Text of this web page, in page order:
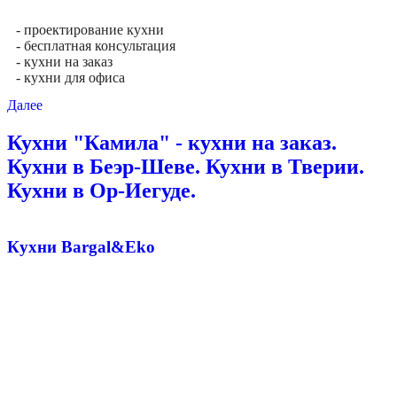
- проектирование кухни
- бесплатная консультация
- кухни на заказ
- кухни для офиса
Далее
Кухни "Камила" - кухни на заказ.
Кухни в Беэр-Шеве. Кухни в Тверии.
Кухни в Ор-Иегуде.
Кухни Bargal&Eko